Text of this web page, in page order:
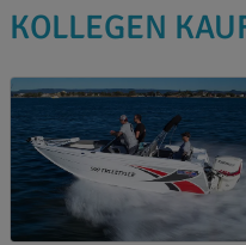
KOLLEGEN